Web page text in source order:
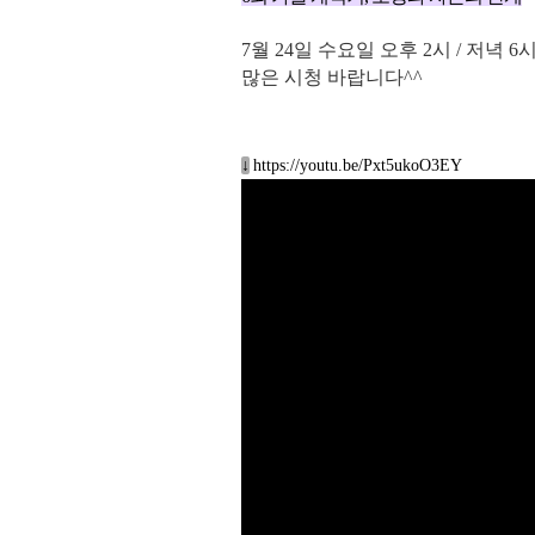
7월 24일 수요일 오후 2시 / 저녁 6
많은 시청 바랍니다^^
↓ https://youtu.be/Pxt5ukoO3EY